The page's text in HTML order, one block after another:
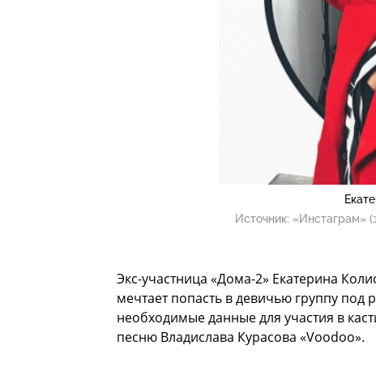
Источник: «Инстаграм»
Экс-участница «Дома-2» Екатерина
мечтает попасть в девичью группу под
необходимые данные для участия в
песню Владислава Курасова «Voodoo».